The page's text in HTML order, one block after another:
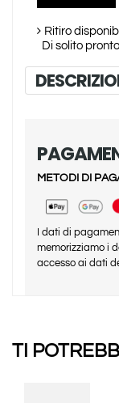
Ritiro
Di solito
METODI DI
I dati di
memorizziamo i
accesso ai dati
TI